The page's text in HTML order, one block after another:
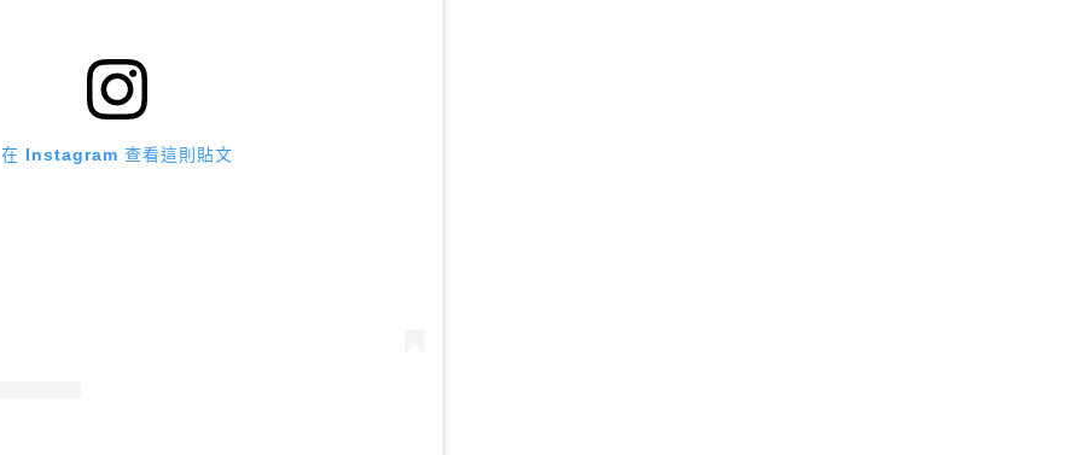
在 Instagram 查看這則貼文